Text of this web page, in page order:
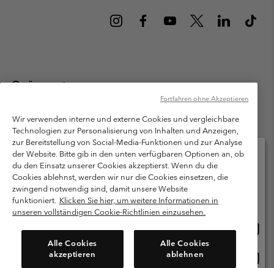
Österreich
Columbia Sportswear Austria GmbH. Moosfeldstraße 1, 5101
Bergheim, Salzburg Österreich. Alle Rechte vorbehalten.
Nutzungsbedingungen
Allgemeine Verkaufsbedingungen
Garantie
Datenschutzerklärung
Bestimmungen und Bedingungen des Mitglieder Programms
Nutzungsbedingungen Für Nutzergenerierte Inhalte
Cookies
Kundenservice: Mo- Fr. 9:00 - 13:00 & 14:00- 18:00 Uhr
(+)43720880525
Wir verwenden interne und externe Cookies und vergleichbare
Technologien zur Personalisierung von Inhalten und Anzeigen,
zur Bereitstellung von Social-Media-Funktionen und zur Analyse
der Website. Bitte gib in den unten verfügbaren Optionen an, ob
du den Einsatz unserer Cookies akzeptierst. Wenn du die
Cookies ablehnst, werden wir nur die Cookies einsetzen, die
zwingend notwendig sind, damit unsere Website
funktioniert. Klicken Sie hier, um weitere Informationen in
unseren vollständigen Cookie-Richtlinien einzusehen.
Alle Cookies
akzeptieren
Alle Cookies
ablehnen
Fortfahren ohne Akzeptieren
Bitte wählen Sie Ihr Lieferland und Ihre Sprache
Online-Einkauf verfügbar
Österreich